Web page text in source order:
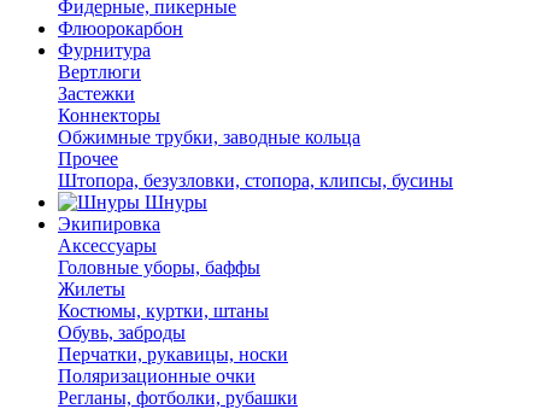
Фидерные, пикерные
Флюорокарбон
Фурнитура
Вертлюги
Застежки
Коннекторы
Обжимные трубки, заводные кольца
Прочее
Штопора, безузловки, стопора, клипсы, бусины
Шнуры
Экипировка
Аксессуары
Головные уборы, баффы
Жилеты
Костюмы, куртки, штаны
Обувь, заброды
Перчатки, рукавицы, носки
Поляризационные очки
Регланы, фотболки, рубашки